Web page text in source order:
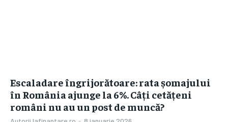
Escaladare îngrijorătoare: rata șomajului
în România ajunge la 6%. Câți cetățeni
români nu au un post de muncă?